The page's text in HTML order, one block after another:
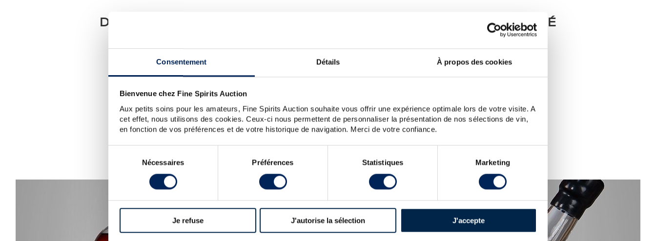
Consentement Détails À propos des cookies
Bienvenue chez Fine Spirits Auction
Aux petits soins pour les amateurs, Fine Spirits Auction souhaite vous offrir une expérience optimale lors de votre visite. A
cet effet, nous utilisons des cookies. Ceux-ci nous permettent de personnaliser la présentation de nos sélections de vin,
en fonction de vos préférences et de votre historique de navigation. Merci de votre confiance.
consentement
Nécessaires Préférences Statistiques Marketing
Je refuse J'autorise la sélection J'accepte
DÉSOLÉ, NOUS NE TROUVONS PAS LE SPIRITUEUX RECHERCHÉ
Notre conseil :vérifiez l’orthographe, l’ordre des mots, ou simplifiez votre demande (un seul mot clé)...
Vous pouvez également créer une alerte en cliquant sur le bouton ci-dessous.
Créer une alerte
LES DERNIÈRES ACTUALITÉS